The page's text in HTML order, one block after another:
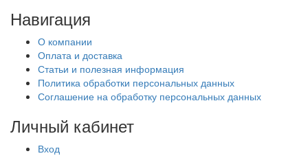
Навигация
О компании
Оплата и доставка
Статьи и полезная информация
Политика обработки персональных данных
Соглашение на обработку персональных данных
Личный кабинет
Вход